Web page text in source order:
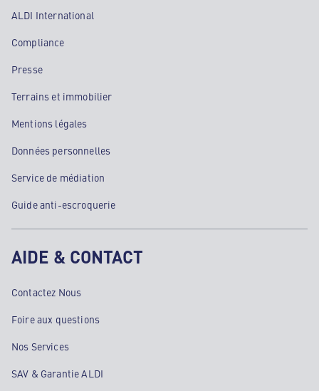
ALDI International
Compliance
Presse
Terrains et immobilier
Mentions légales
Données personnelles
Service de médiation
Guide anti-escroquerie
AIDE & CONTACT
Contactez Nous
Foire aux questions
Nos Services
SAV & Garantie ALDI